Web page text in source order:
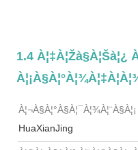
1.4 À¦‡à¦žà§à¦šà¦¿
HuaXianJing